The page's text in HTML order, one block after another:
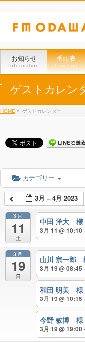
お知らせ
Information
番組表
Program
ゲストカレン
HOME » ゲストカレンダー
カテゴリー
3月 – 4月 2023
3月
11
土
中田 洋大 様
3月 11 @ 10:10
3月
19
日
山川 宗一郎
3月 19 @ 08:45
和田 明美 様
3月 19 @ 10:15
今野 敏博 様
3月 19 @ 19:00